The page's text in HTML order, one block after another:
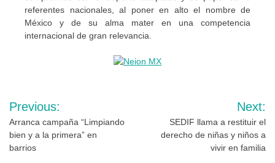
referentes nacionales, al poner en alto el nombre de
México y de su alma mater en una competencia
internacional de gran relevancia.
Navegación
de
entradas
Previous:
Arranca campaña “Limpiando
bien y a la primera” en
barrios
Next:
SEDIF llama a restituir el
derecho de niñas y niños a
vivir en familia